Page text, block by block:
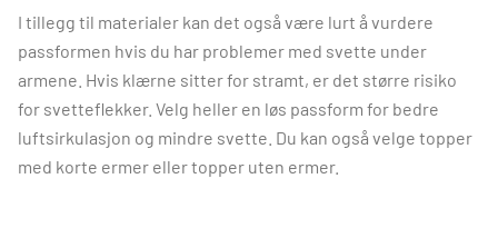
I tillegg til materialer kan det også være lurt å vurdere
passformen hvis du har problemer med svette under
armene. Hvis klærne sitter for stramt, er det større risiko
for svetteflekker. Velg heller en løs passform for bedre
luftsirkulasjon og mindre svette. Du kan også velge topper
med korte ermer eller topper uten ermer.